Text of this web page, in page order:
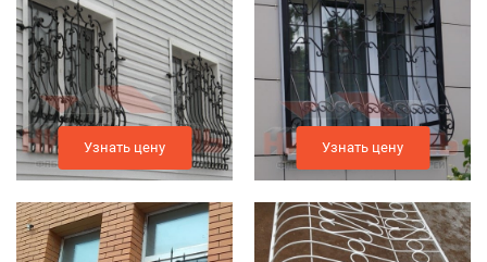
Узнать цену Узнать цену